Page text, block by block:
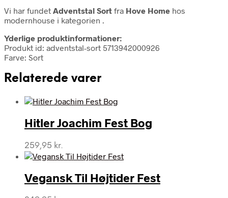
Vi har fundet Adventstal Sort fra Hove Home hos
modernhouse i kategorien .
Yderlige produktinformationer:
Produkt id: adventstal-sort 5713942000926
Farve: Sort
Relaterede varer
Hitler Joachim Fest Bog
259,95 kr.
Vegansk Til Højtider Fest